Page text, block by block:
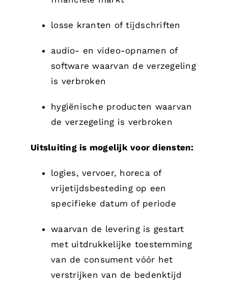
losse kranten of tijdschriften
audio- en video-opnamen of
software waarvan de verzegeling
is verbroken
hygiënische producten waarvan
de verzegeling is verbroken
Uitsluiting is mogelijk voor diensten:
logies, vervoer, horeca of
vrijetijdsbesteding op een
specifieke datum of periode
waarvan de levering is gestart
met uitdrukkelijke toestemming
van de consument vóór het
verstrijken van de bedenktijd